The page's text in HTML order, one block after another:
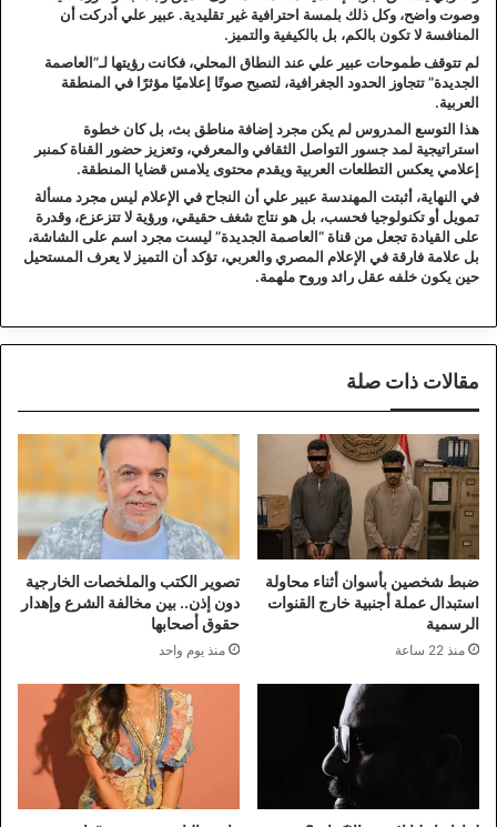
وصوت واضح، وكل ذلك بلمسة احترافية غير تقليدية. عبير علي أدركت أن
المنافسة لا تكون بالكم، بل بالكيفية والتميز.
لم تتوقف طموحات عبير علي عند النطاق المحلي، فكانت رؤيتها لـ”العاصمة
الجديدة” تتجاوز الحدود الجغرافية، لتصبح صوتًا إعلاميًا مؤثرًا في المنطقة
العربية.
هذا التوسع المدروس لم يكن مجرد إضافة مناطق بث، بل كان خطوة
استراتيجية لمد جسور التواصل الثقافي والمعرفي، وتعزيز حضور القناة كمنبر
إعلامي يعكس التطلعات العربية ويقدم محتوى يلامس قضايا المنطقة.
في النهاية، أثبتت المهندسة عبير علي أن النجاح في الإعلام ليس مجرد مسألة
تمويل أو تكنولوجيا فحسب، بل هو نتاج شغف حقيقي، ورؤية لا تتزعزع، وقدرة
على القيادة تجعل من قناة “العاصمة الجديدة” ليست مجرد اسم على الشاشة،
بل علامة فارقة في الإعلام المصري والعربي، تؤكد أن التميز لا يعرف المستحيل
حين يكون خلفه عقل رائد وروح ملهمة.
مقالات ذات صلة
ضبط شخصين بأسوان أثناء محاولة
استبدال عملة أجنبية خارج القنوات
الرسمية
منذ 22 ساعة
تصوير الكتب والملخصات الخارجية
دون إذن.. بين مخالفة الشرع وإهدار
حقوق أصحابها
منذ يوم واحد